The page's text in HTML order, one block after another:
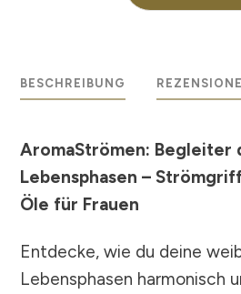
Frauengeschichten
Begleitung
von
Geburt
zur
Schwangerschaft
BESCHREIBUNG
AromaStrömen: Begleiter
Lebensphasen –
Öle für Frauen
Entdecke, wie du deine
Lebensphasen harmonisch